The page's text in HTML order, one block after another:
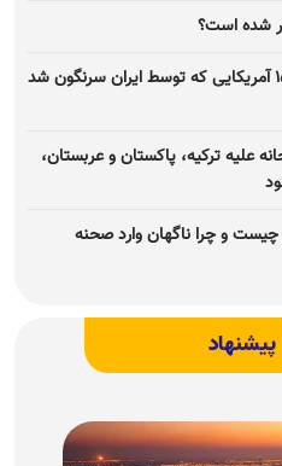
شده است؟
کابین خلبان و لاشه جنگنده اف ۱۵ آمریکایی که توسط ایران سرنگون شد
علیه ترکیه، پاکستان و عربستان،
و چرا ناگهان وارد صحنه
پیشنهاد